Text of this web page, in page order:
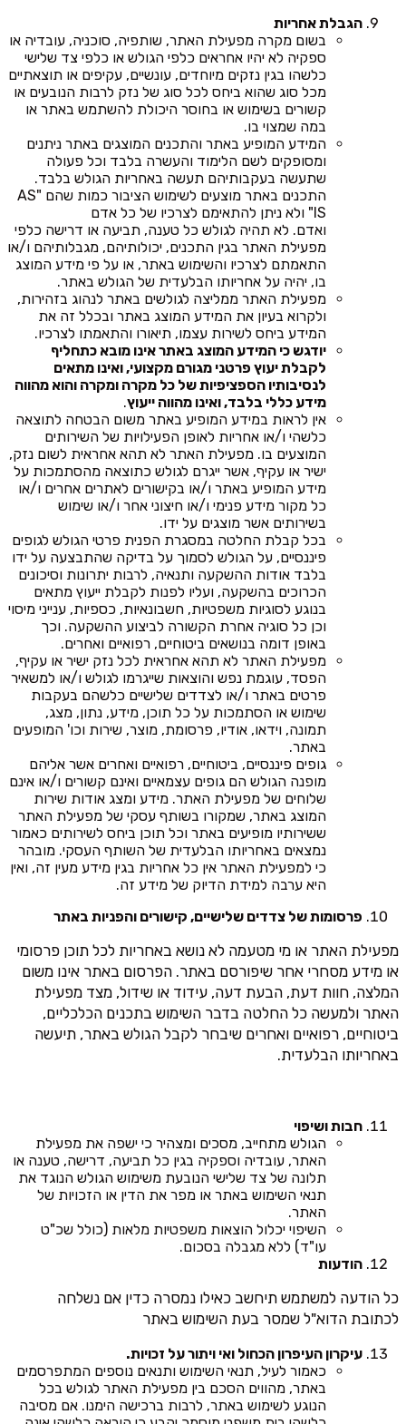
הגבלת אחריות
בשום מקרה מפעילת האתר, שותפיה, סוכניה, עובדיה או
ספקיה לא יהיו אחראים כלפי הגולש או כלפי צד שלישי
כלשהו בגין נזקים מיוחדים, עונשיים, עקיפים או תוצאתיים
מכל סוג שהוא ביחס לכל סוג של נזק לרבות הנובעים או
קשורים בשימוש או בחוסר היכולת להשתמש באתר או
במה שמצוי בו.
המידע המופיע באתר והתכנים המוצגים באתר ניתנים
ומסופקים לשם הלימוד והעשרה בלבד וכל פעולה
שתעשה בעקבותיהם תעשה באחריות הגולש בלבד.
התכנים באתר מוצעים לשימוש הציבור כמות שהם "AS
IS" ולא ניתן להתאימם לצרכיו של כל אדם
ואדם. לא תהיה לגולש כל טענה, תביעה או דרישה כלפי
מפעילת האתר בגין התכנים, יכולותיהם, מגבלותיהם ו/או
התאמתם לצרכיו והשימוש באתר, או על פי מידע המוצג
בו, יהיה על אחריותו הבלעדית של הגולש באתר.
מפעילת האתר ממליצה לגולשים באתר לנהוג בזהירות,
ולקרוא בעיון את המידע המוצג באתר ובכלל זה את
המידע ביחס לשירות עצמו, תיאורו והתאמתו לצרכיו.
יודגש כי המידע המוצג באתר אינו מובא כתחליף
לקבלת יעוץ פרטני מגורם מקצועי, ואינו מתאים
לנסיבותיו הספציפיות של כל מקרה ומקרה והוא מהווה
מידע כללי בלבד, ואינו מהווה ייעוץ.
אין לראות במידע המופיע באתר משום הבטחה לתוצאה
כלשהי ו/או אחריות לאופן הפעילויות של השירותים
המוצעים בו. מפעילת האתר לא תהא אחראית לשום נזק,
ישיר או עקיף, אשר ייגרם לגולש כתוצאה מהסתמכות על
מידע המופיע באתר ו/או בקישורים לאתרים אחרים ו/או
כל מקור מידע פנימי ו/או חיצוני אחר ו/או שימוש
בשירותים אשר מוצגים על ידו.
בכל קבלת החלטה במסגרת הפנית פרטי הגולש לגופים
פיננסיים, על הגולש לסמוך על בדיקה שהתבצעה על ידו
בלבד אודות ההשקעה ותנאיה, לרבות יתרונות וסיכונים
הכרוכים בהשקעה, ועליו לפנות לקבלת ייעוץ מתאים
בנוגע לסוגיות משפטיות, חשבונאיות, כספיות, ענייני מיסוי
וכן כל סוגיה אחרת הקשורה לביצוע ההשקעה. וכך
באופן דומה בנושאים ביטוחיים, רפואיים ואחרים.
מפעילת האתר לא תהא אחראית לכל נזק ישיר או עקיף,
הפסד, עוגמת נפש והוצאות שייגרמו לגולש ו/או למשאיר
פרטים באתר ו/או לצדדים שלישיים כלשהם בעקבות
שימוש או הסתמכות על כל תוכן, מידע, נתון, מצג,
תמונה, וידאו, אודיו, פרסומת, מוצר, שירות וכו' המופעים
באתר.
גופים פיננסיים, ביטוחיים, רפואיים ואחרים אשר אליהם
מופנה הגולש הם גופים עצמאיים ואינם קשורים ו/או אינם
שלוחים של מפעילת האתר. מידע ומצג אודות שירות
המוצג באתר, שמקורו בשותף עסקי של מפעילת האתר
ששירותיו מופיעים באתר וכל תוכן ביחס לשירותים כאמור
נמצאים באחריותו הבלעדית של השותף העסקי. מובהר
כי למפעילת האתר אין כל אחריות בגין מידע מעין זה, ואין
היא ערבה למידת הדיוק של מידע זה.
פרסומות של צדדים שלישיים, קישורים והפניות באתר
מפעילת האתר או מי מטעמה לא נושא באחריות לכל תוכן פרסומי
או מידע מסחרי אחר שיפורסם באתר. הפרסום באתר אינו משום
המלצה, חוות דעת, הבעת דעה, עידוד או שידול, מצד מפעילת
האתר ולמעשה כל החלטה בדבר השימוש בתכנים הכלכליים,
ביטוחיים, רפואיים ואחרים שיבחר לקבל הגולש באתר, תיעשה
באחריותו הבלעדית.
חבות ושיפוי
הגולש מתחייב, מסכים ומצהיר כי ישפה את מפעילת
האתר, עובדיה וספקיה בגין כל תביעה, דרישה, טענה או
תלונה של צד שלישי הנובעת משימוש הגולש הנוגד את
תנאי השימוש באתר או מפר את הדין או הזכויות של
האתר.
השיפוי יכלול הוצאות משפטיות מלאות (כולל שכ"ט
עו"ד) ללא מגבלה בסכום.
הודעות
כל הודעה למשתמש תיחשב כאילו נמסרה כדין אם נשלחה
לכתובת הדוא"ל שמסר בעת השימוש באתר
עיקרון העיפרון הכחול ואי ויתור על זכויות.
כאמור לעיל, תנאי השימוש ותנאים נוספים המתפרסמים
באתר, מהווים הסכם בין מפעילת האתר לגולש בכל
הנוגע לשימוש באתר, לרבות ברכישה הימנו. אם מסיבה